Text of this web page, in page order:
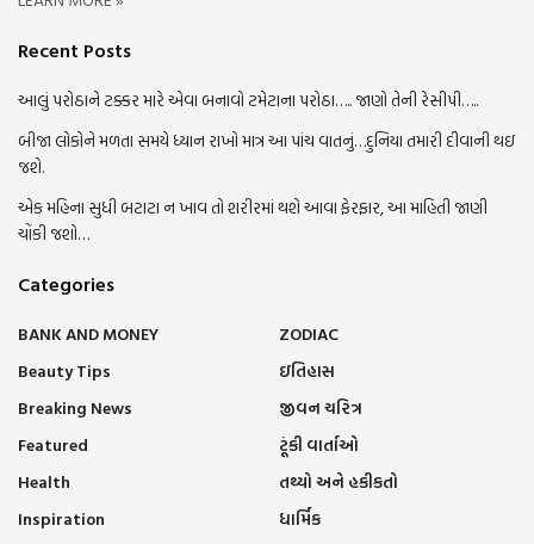
Recent Posts
આલું પરોઠાને ટક્કર મારે એવા બનાવો ટમેટાના પરોઠા….. જાણો તેની રેસીપી…..
બીજા લોકોને મળતા સમયે ધ્યાન રાખો માત્ર આ પાંચ વાતનું…દુનિયા તમારી દીવાની થઇ
જશે.
એક મહિના સુધી બટાટા ન ખાવ તો શરીરમાં થશે આવા ફેરફાર, આ માહિતી જાણી
ચોંકી જશો…
Categories
BANK AND MONEY
Beauty Tips
Breaking News
Featured
Health
Inspiration
ZODIAC
ઇતિહાસ
જીવન ચરિત્ર
ટૂંકી વાર્તાઓ
તથ્યો અને હકીકતો
ધાર્મિક